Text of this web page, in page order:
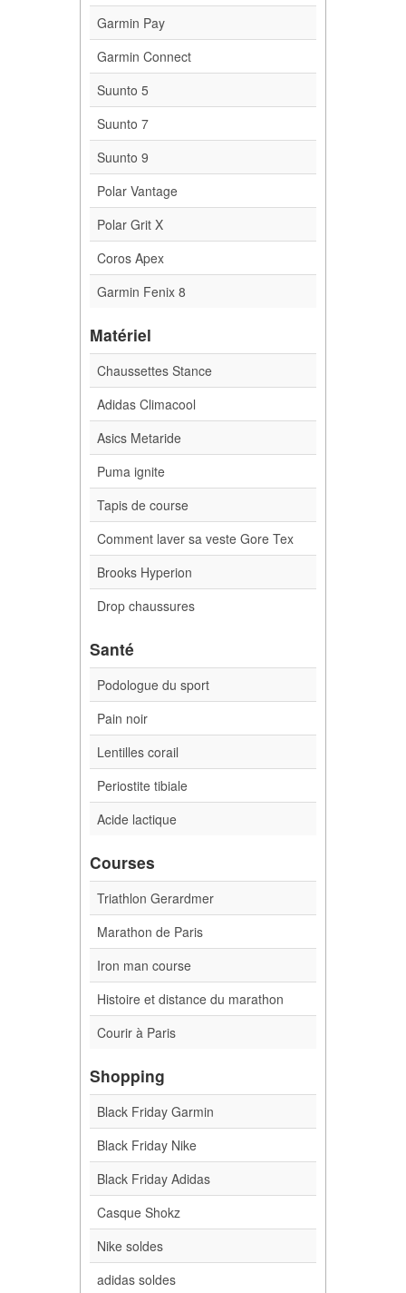
Garmin Pay
Garmin Connect
Suunto 5
Suunto 7
Suunto 9
Polar Vantage
Polar Grit X
Coros Apex
Garmin Fenix 8
Matériel
Chaussettes Stance
Adidas Climacool
Asics Metaride
Puma ignite
Tapis de course
Comment laver sa veste Gore Tex
Brooks Hyperion
Drop chaussures
Santé
Podologue du sport
Pain noir
Lentilles corail
Periostite tibiale
Acide lactique
Courses
Triathlon Gerardmer
Marathon de Paris
Iron man course
Histoire et distance du marathon
Courir à Paris
Shopping
Black Friday Garmin
Black Friday Nike
Black Friday Adidas
Casque Shokz
Nike soldes
adidas soldes